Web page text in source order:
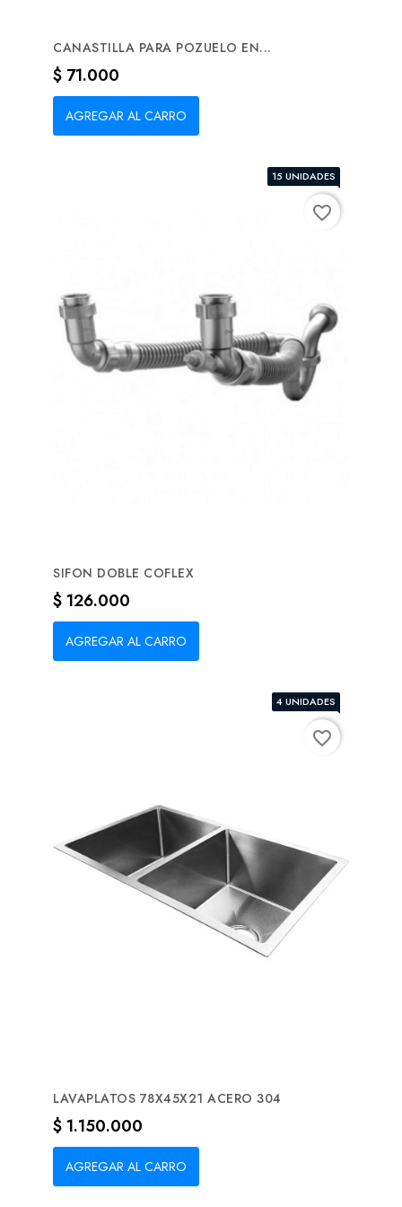
CANASTILLA PARA POZUELO EN...
Precio
$ 71.000
AGREGAR AL CARRO
15 UNIDADES
SIFON DOBLE COFLEX
Precio
$ 126.000
AGREGAR AL CARRO
favorite_border
4 UNIDADES
LAVAPLATOS 78X45X21 ACERO 304
Precio
$ 1.150.000
AGREGAR AL CARRO
favorite_border